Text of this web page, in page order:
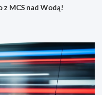
MCS nad Wodą!